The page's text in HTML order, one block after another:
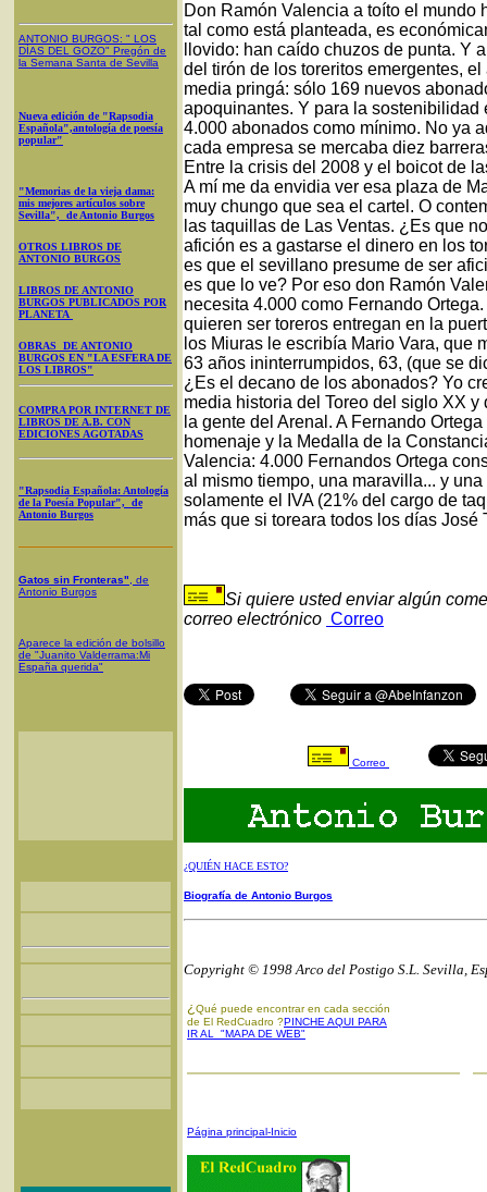
ANTONIO BURGOS: " LOS
DÍAS DEL GOZO" Pregón de
la Semana Santa de Sevilla
Nueva edición de "Rapsodia
Española",antología de poesía
popular"
"Memorias de la vieja dama:
mis mejores artículos sobre
Sevilla", de Antonio Burgos
OTROS LIBROS DE
ANTONIO BURGOS
LIBROS DE ANTONIO
BURGOS PUBLICADOS POR
PLANETA
OBRAS DE ANTONIO
BURGOS EN "LA ESFERA DE
LOS LIBROS"
COMPRA POR INTERNET DE
LIBROS DE A.B. CON
EDICIONES AGOTADAS
"Rapsodia Española: Antología
de la Poesía Popular", de
Antonio Burgos
Gatos sin Fronteras" , de
Antonio Burgos
Aparece la edición de bolsillo
de "Juanito Valderrama:Mi
España querida"
Don Ramón Valencia a toíto el mundo
tal como está planteada, es
llovido: han caído chuzos de punta. Y
del tirón de los toreritos emergentes,
media pringá: sólo 169 nuevos
apoquinantes. Y para la
4.000 abonados como mínimo. No ya
cada empresa se mercaba diez
Entre la crisis del 2008 y el boicot de
A mí me da envidia ver esa plaza de
muy chungo que sea el cartel. O
las taquillas de Las Ventas. ¿Es que
afición es a gastarse el dinero en los
es que el sevillano presume de ser
es que lo ve? Por eso don Ramón
necesita 4.000 como Fernando
quieren ser toreros entregan en la
los Miuras le escribía Mario Vara, que
63 años ininterrumpidos, 63, (que se
¿Es el decano de los abonados? Yo
media historia del Toreo del siglo XX
la gente del Arenal. A Fernando
homenaje y la Medalla de la
Valencia: 4.000 Fernandos Ortega
al mismo tiempo, una maravilla... y
solamente el IVA (21% del cargo de
más que si toreara todos los días José
Si quiere usted enviar algún
correo electrónico Correo
Correo
¿QUIÉN HACE ESTO?
Biografía de Antonio Burgos
Copyright © 1998 Arco del Postigo S.L. Sevilla,
¿ Qué puede encontrar en cada sección
de El RedCuadro ?PINCHE AQUI PARA
IR AL "MAPA DE WEB"
Página principal-Inicio